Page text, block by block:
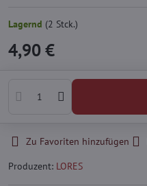
Lagernd (2 Stck.)
4,90 €
Zu Favoriten hinzufügen
Produzent: LORES